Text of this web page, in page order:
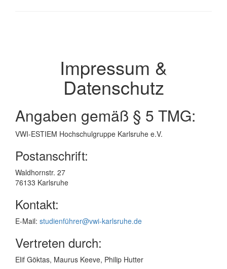
Impressum &
Datenschutz
Angaben gemäß § 5 TMG:
VWI-ESTIEM Hochschulgruppe Karlsruhe e.V.
Postanschrift:
Waldhornstr. 27
76133 Karlsruhe
Kontakt:
E-Mail: studienführer@vwi-karlsruhe.de
Vertreten durch:
Elif Göktas, Maurus Keeve, Philip Hutter